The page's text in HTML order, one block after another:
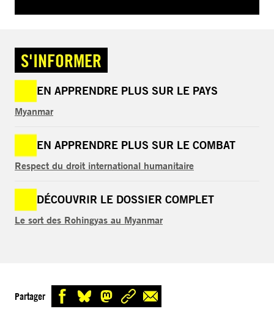
S'INFORMER
EN APPRENDRE PLUS SUR LE PAYS
Myanmar
EN APPRENDRE PLUS SUR LE COMBAT
Respect du droit international humanitaire
DÉCOUVRIR LE DOSSIER COMPLET
Le sort des Rohingyas au Myanmar
Partager